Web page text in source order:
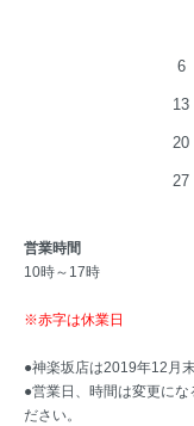
6
13
20
27
営業時間
10時～17時
※赤字は休業日
●神楽坂店は2019年12月
●営業日、時間は変更に
ださい。